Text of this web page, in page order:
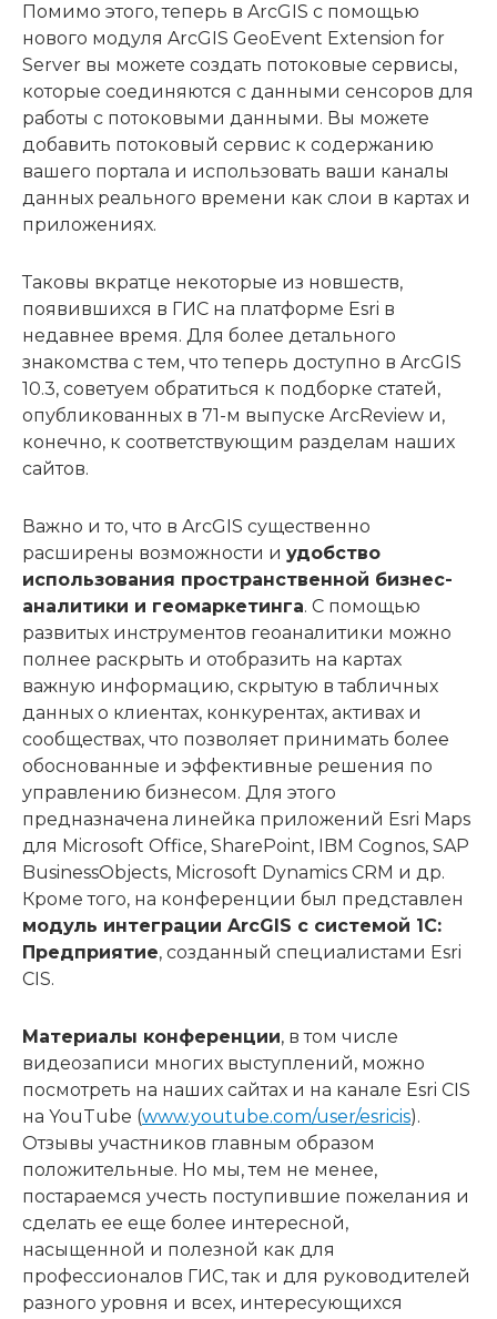
Помимо этого, теперь в ArcGIS с помощью
нового модуля ArcGIS GeoEvent Extension for
Server вы можете создать потоковые сервисы,
которые соединяются с данными сенсоров для
работы с потоковыми данными. Вы можете
добавить потоковый сервис к содержанию
вашего портала и использовать ваши каналы
данных реального времени как слои в картах и
приложениях.
Таковы вкратце некоторые из новшеств,
появившихся в ГИС на платформе Esri в
недавнее время. Для более детального
знакомства с тем, что теперь доступно в ArcGIS
10.3, советуем обратиться к подборке статей,
опубликованных в 71-м выпуске ArcReview и,
конечно, к соответствующим разделам наших
сайтов.
Важно и то, что в ArcGIS существенно
расширены возможности и удобство
использования пространственной бизнес-
аналитики и геомаркетинга. С помощью
развитых инструментов геоаналитики можно
полнее раскрыть и отобразить на картах
важную информацию, скрытую в табличных
данных о клиентах, конкурентах, активах и
сообществах, что позволяет принимать более
обоснованные и эффективные решения по
управлению бизнесом. Для этого
предназначена линейка приложений Esri Maps
для Microsoft Office, SharePoint, IBM Cognos, SAP
BusinessObjects, Microsoft Dynamics CRM и др.
Кроме того, на конференции был представлен
модуль интеграции ArcGIS с системой 1С:
Предприятие, созданный специалистами Esri
CIS.
Материалы конференции, в том числе
видеозаписи многих выступлений, можно
посмотреть на наших сайтах и на канале Esri CIS
на YouTube (www.youtube.com/user/esricis).
Отзывы участников главным образом
положительные. Но мы, тем не менее,
постараемся учесть поступившие пожелания и
сделать ее еще более интересной,
насыщенной и полезной как для
профессионалов ГИС, так и для руководителей
разного уровня и всех, интересующихся